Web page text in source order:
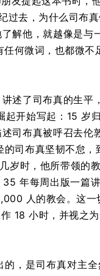
过去，为什么司布
解他，就越像是
任何微词，也都微不
述了司布真的生
起开始写起：15 岁
司布真被呼召去
的司布真坚韧不怠
岁时，他所带领的
年每周出版一篇
人的教会。这
18 小时，并视之为
，是司布真对主